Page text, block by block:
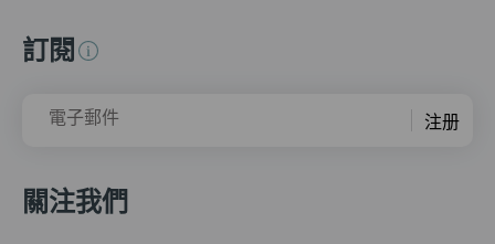
訂閱
電子郵件 注册
關注我們